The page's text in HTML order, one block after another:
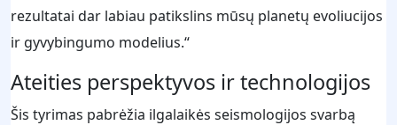
rezultatai dar labiau patikslins mūsų planetų evoliucijos
ir gyvybingumo modelius.“
Ateities perspektyvos ir technologijos
Šis tyrimas pabrėžia ilgalaikės seismologijos svarbą